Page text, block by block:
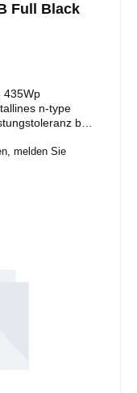
Full Black
435Wp
n-type
bis
30
1.762 x
melden Sie